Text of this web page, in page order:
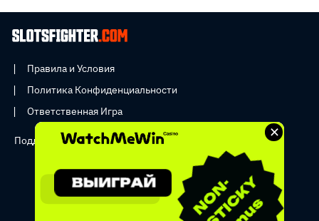
×
Правила и Условия
Политика Конфиденциальности
Ответственная Игра
Поддержка: info@slotsfighter.com
Copyright © 2026 - SLOTSFIGHTER _ All rights reserved.